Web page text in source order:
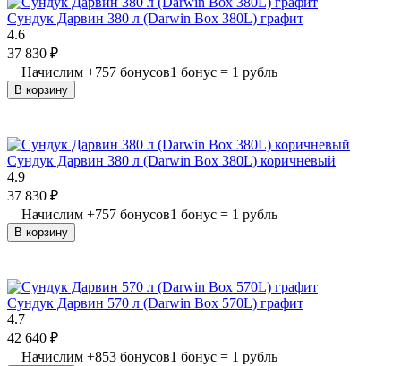
Сундук Дарвин 380 л (Darwin Box 380L) графит
4.6
37 830 ₽
Начислим +757 бонусов1 бонус = 1 рубль
В корзину
Сундук Дарвин 380 л (Darwin Box 380L) коричневый
4.9
37 830 ₽
Начислим +757 бонусов1 бонус = 1 рубль
В корзину
Сундук Дарвин 570 л (Darwin Box 570L) графит
4.7
42 640 ₽
Начислим +853 бонусов1 бонус = 1 рубль